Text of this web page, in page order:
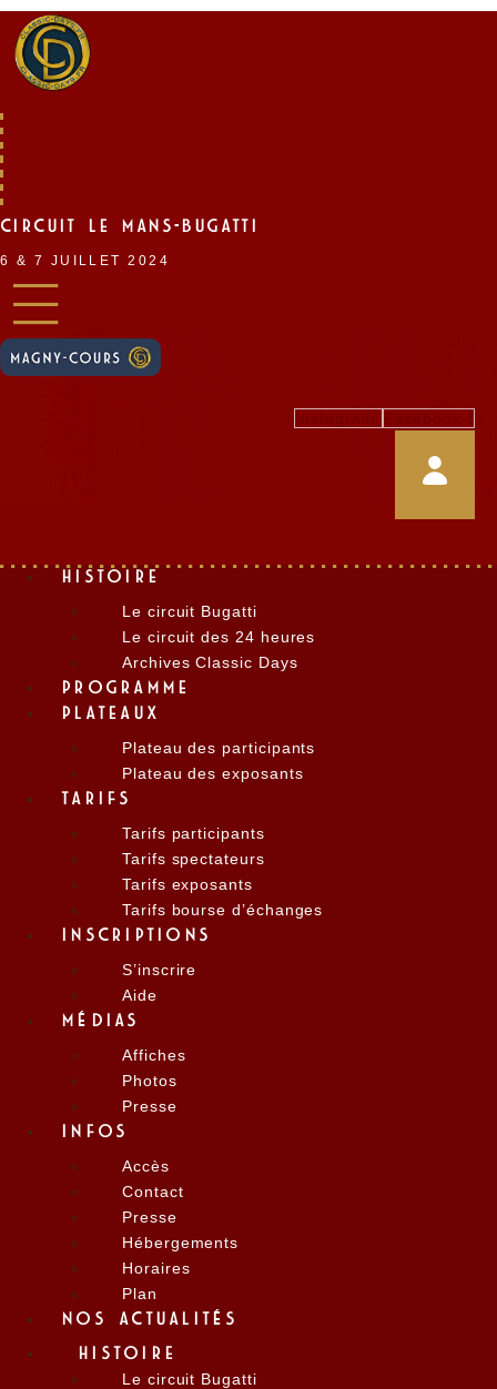
Skip
content
CIRCUIT LE MANS-BUGATTI
6 & 7 JUILLET 2024
HISTOIRE
Le circuit Bugatti
Le circuit des 24 heures
Archives Classic Days
PROGRAMME
PLATEAUX
Plateau des participants
Plateau des exposants
TARIFS
Tarifs participants
Tarifs spectateurs
Tarifs exposants
Tarifs bourse d’échanges
INSCRIPTIONS
S’inscrire
Aide
MÉDIAS
Affiches
Photos
Presse
INFOS
Accès
Contact
Presse
Hébergements
Horaires
Plan
NOS ACTUALITÉS
HISTOIRE
Le circuit Bugatti